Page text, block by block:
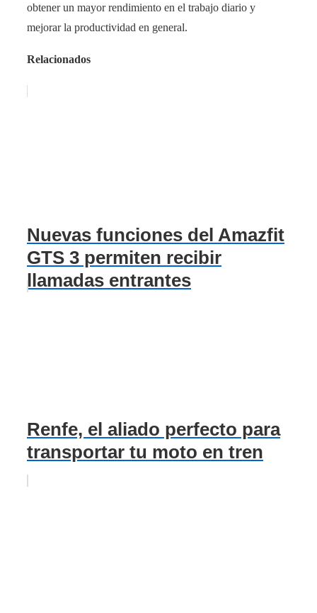
obtener un mayor rendimiento en el trabajo diario y
mejorar la productividad en general.
Relacionados
Nuevas funciones del Amazfit
GTS 3 permiten recibir
llamadas entrantes
Renfe, el aliado perfecto para
transportar tu moto en tren